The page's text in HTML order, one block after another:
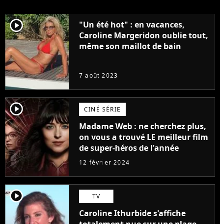
player2
"Un été hot" : en vacances,
Caroline Margeridon oublie tout,
même son maillot de bain
7 août 2023
player2 CINÉ SÉRIE
Madame Web : ne cherchez plus,
on vous a trouvé LE meilleur film
de super-héros de l'année
12 février 2024
player2 TV
Caroline Ithurbide s'affiche